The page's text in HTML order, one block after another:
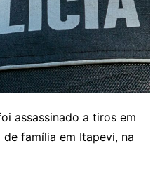
assassinado a tiros em
família em Itapevi, na